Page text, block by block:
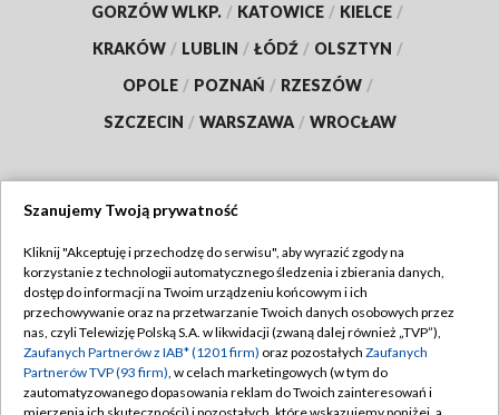
GORZÓW WLKP. / KATOWICE / KIELCE /
KRAKÓW / LUBLIN / ŁÓDŹ / OLSZTYN /
OPOLE / POZNAŃ / RZESZÓW /
SZCZECIN / WARSZAWA / WROCŁAW
TVP
Abonament TVP
Emisja w TVP
Centrum informacji TVP
Regulamin TVP
Polityka prywatności
Moje zgody
Szanujemy Twoją prywatność
Kliknij "Akceptuję i przechodzę do serwisu", aby wyrazić zgody na
korzystanie z technologii automatycznego śledzenia i zbierania danych,
dostęp do informacji na Twoim urządzeniu końcowym i ich
przechowywanie oraz na przetwarzanie Twoich danych osobowych przez
nas, czyli Telewizję Polską S.A. w likwidacji (zwaną dalej również „TVP”),
Zaufanych Partnerów z IAB* (1201 firm) oraz pozostałych Zaufanych
Partnerów TVP (93 firm), w celach marketingowych (w tym do
zautomatyzowanego dopasowania reklam do Twoich zainteresowań i